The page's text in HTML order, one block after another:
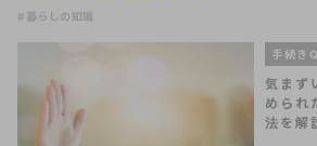
#暮らしの知識
手続き
気まず
められ
法を解